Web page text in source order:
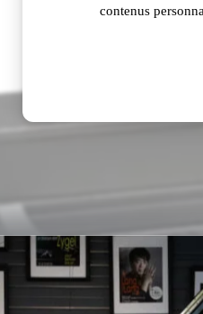
contenus